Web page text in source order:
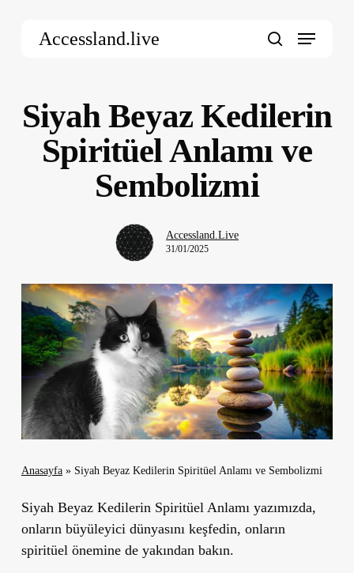
Accessland.live Menu
Siyah Beyaz Kedilerin
Spiritüel Anlamı ve
Sembolizmi
Accessland.Live
31/01/2025
Anasayfa» Siyah Beyaz Kedilerin Spiritüel Anlamı ve Sembolizmi
Siyah Beyaz Kedilerin Spiritüel Anlamı yazımızda,
onların büyüleyici dünyasını keşfedin, onların
spiritüel önemine de yakından bakın.